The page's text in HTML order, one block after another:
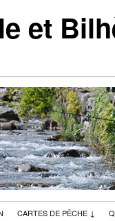
et
CARTES DE PÊCHE ↓